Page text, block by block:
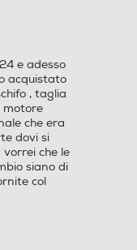
e adesso
acquistato
, taglia
motore
che era
dovi si
che le
siano di
col